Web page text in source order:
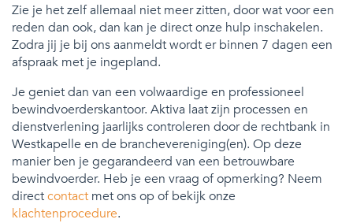
Zie je het zelf allemaal niet meer zitten, door wat voor een
reden dan ook, dan kan je direct onze hulp inschakelen.
Zodra jij je bij ons aanmeldt wordt er binnen 7 dagen een
afspraak met je ingepland.
Je geniet dan van een volwaardige en professioneel
bewindvoerderskantoor. Aktiva laat zijn processen en
dienstverlening jaarlijks controleren door de rechtbank in
Westkapelle en de branchevereniging(en). Op deze
manier ben je gegarandeerd van een betrouwbare
bewindvoerder. Heb je een vraag of opmerking? Neem
directcontact met ons op of bekijk onze
klachtenprocedure.